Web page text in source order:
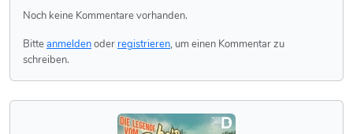
Noch keine Kommentare vorhanden.
Bitteanmeldenoder registrieren, um einen Kommentar zu
schreiben.